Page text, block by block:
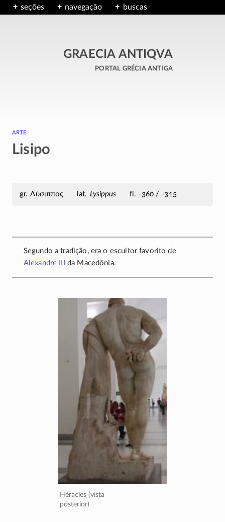
seções navegação buscas
GRAECIA ANTIQVA
portal grécia antiga
arte
Lisipo
Λύσιππος Lysippus fl. -360 / -315
Segundo a tradição, era o escultor favorito de
Alexandre III
da Macedônia.
Héracles (vista
posterior)